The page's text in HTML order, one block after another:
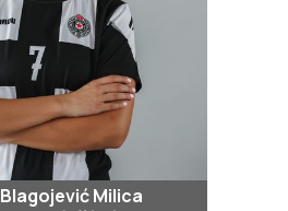
Blagojević Milica